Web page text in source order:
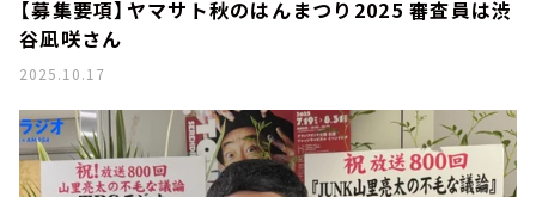
【募集要項】ヤマサト秋のはんまつり2025 審査員は渋
谷凪咲さん
2025.10.17